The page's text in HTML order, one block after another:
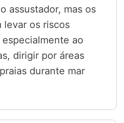
assustador, mas os
levar os riscos
ao
dirigir por áreas
durante mar